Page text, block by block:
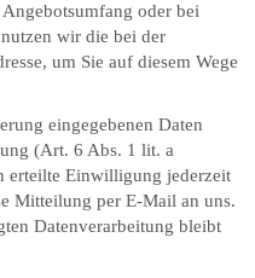
oder bei
wir die bei der
um Sie auf diesem Wege
eingegebenen Daten
(Art. 6 Abs. 1 lit. a
erteilte Einwilligung jederzeit
Mitteilung per E-Mail an uns.
Datenverarbeitung bleibt